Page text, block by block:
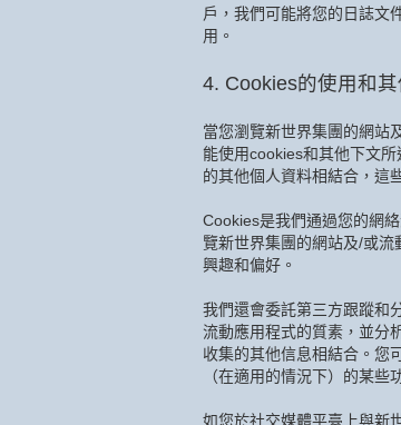
戶，我們可能將您的日誌文
用。
4. Cookies的使用和其
當您瀏覽新世界集團的網站
能使用cookies和其他下文
的其他個人資料相結合，這
Cookies是我們通過您的網
覽新世界集團的網站及/或
興趣和偏好。
我們還會委託第三方跟蹤和
流動應用程式的質素，並分
收集的其他信息相結合。您
（在適用的情況下）的某些
如您於社交媒體平臺上與新